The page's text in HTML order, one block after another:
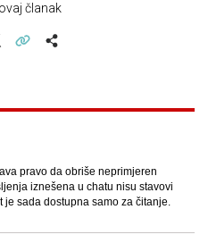
članak
pravo da obriše neprimjeren
iznešena u chatu nisu stavovi
sada dostupna samo za čitanje.